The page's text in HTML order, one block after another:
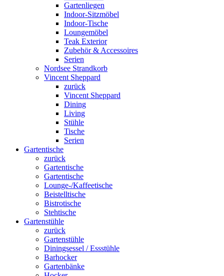
Gartenliegen
Indoor-Sitzmöbel
Indoor-Tische
Loungemöbel
Teak Exterior
Zubehör & Accessoires
Serien
Nordsee Strandkorb
Vincent Sheppard
zurück
Vincent Sheppard
Dining
Living
Stühle
Tische
Serien
Gartentische
zurück
Gartentische
Gartentische
Lounge-/Kaffeetische
Beistelltische
Bistrotische
Stehtische
Gartenstühle
zurück
Gartenstühle
Diningsessel / Essstühle
Barhocker
Gartenbänke